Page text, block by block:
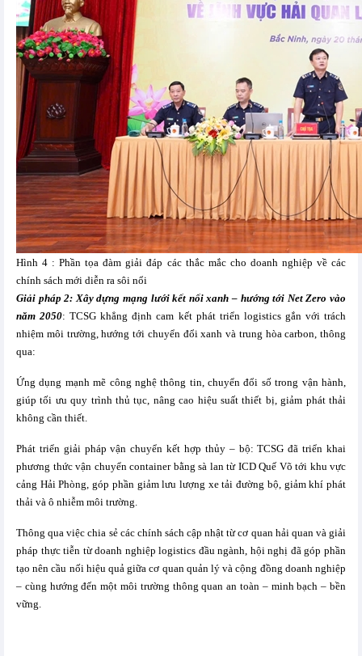
Hình 4 : Phần tọa đàm giải đáp các thắc mắc cho doanh nghiệp về các
chính sách mới diễn ra sôi nổi
Giải pháp 2: Xây dựng mạng lưới kết nối xanh – hướng tới Net Zero vào
năm 2050: TCSG khẳng định cam kết phát triển logistics gắn với trách
nhiệm môi trường, hướng tới chuyển đổi xanh và trung hòa carbon, thông
qua:
Ứng dụng mạnh mẽ công nghệ thông tin, chuyển đổi số trong vận hành,
giúp tối ưu quy trình thủ tục, nâng cao hiệu suất thiết bị, giảm phát thải
không cần thiết.
Phát triển giải pháp vận chuyển kết hợp thủy – bộ: TCSG đã triển khai
phương thức vận chuyển container bằng sà lan từ ICD Quế Võ tới khu vực
cảng Hải Phòng, góp phần giảm lưu lượng xe tải đường bộ, giảm khí phát
thải và ô nhiễm môi trường.
Thông qua việc chia sẻ các chính sách cập nhật từ cơ quan hải quan và giải
pháp thực tiễn từ doanh nghiệp logistics đầu ngành, hội nghị đã góp phần
tạo nên cầu nối hiệu quả giữa cơ quan quản lý và cộng đồng doanh nghiệp
– cùng hướng đến một môi trường thông quan an toàn – minh bạch – bền
vững.